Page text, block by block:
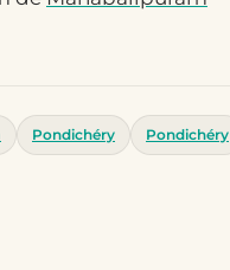
Pondichéry Pondichéry